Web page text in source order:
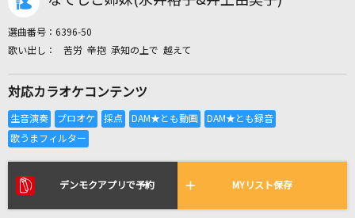
カラオケ店舗検索
全国りれき
リアルタイムで歌われている曲の一覧
[生音]もう涙はいらない
選曲番号： 6396-50
苦労 辛抱 承知の上で 越えて
対応カラオケコンテンツ
デンモクアプリで予約 MYリスト保存